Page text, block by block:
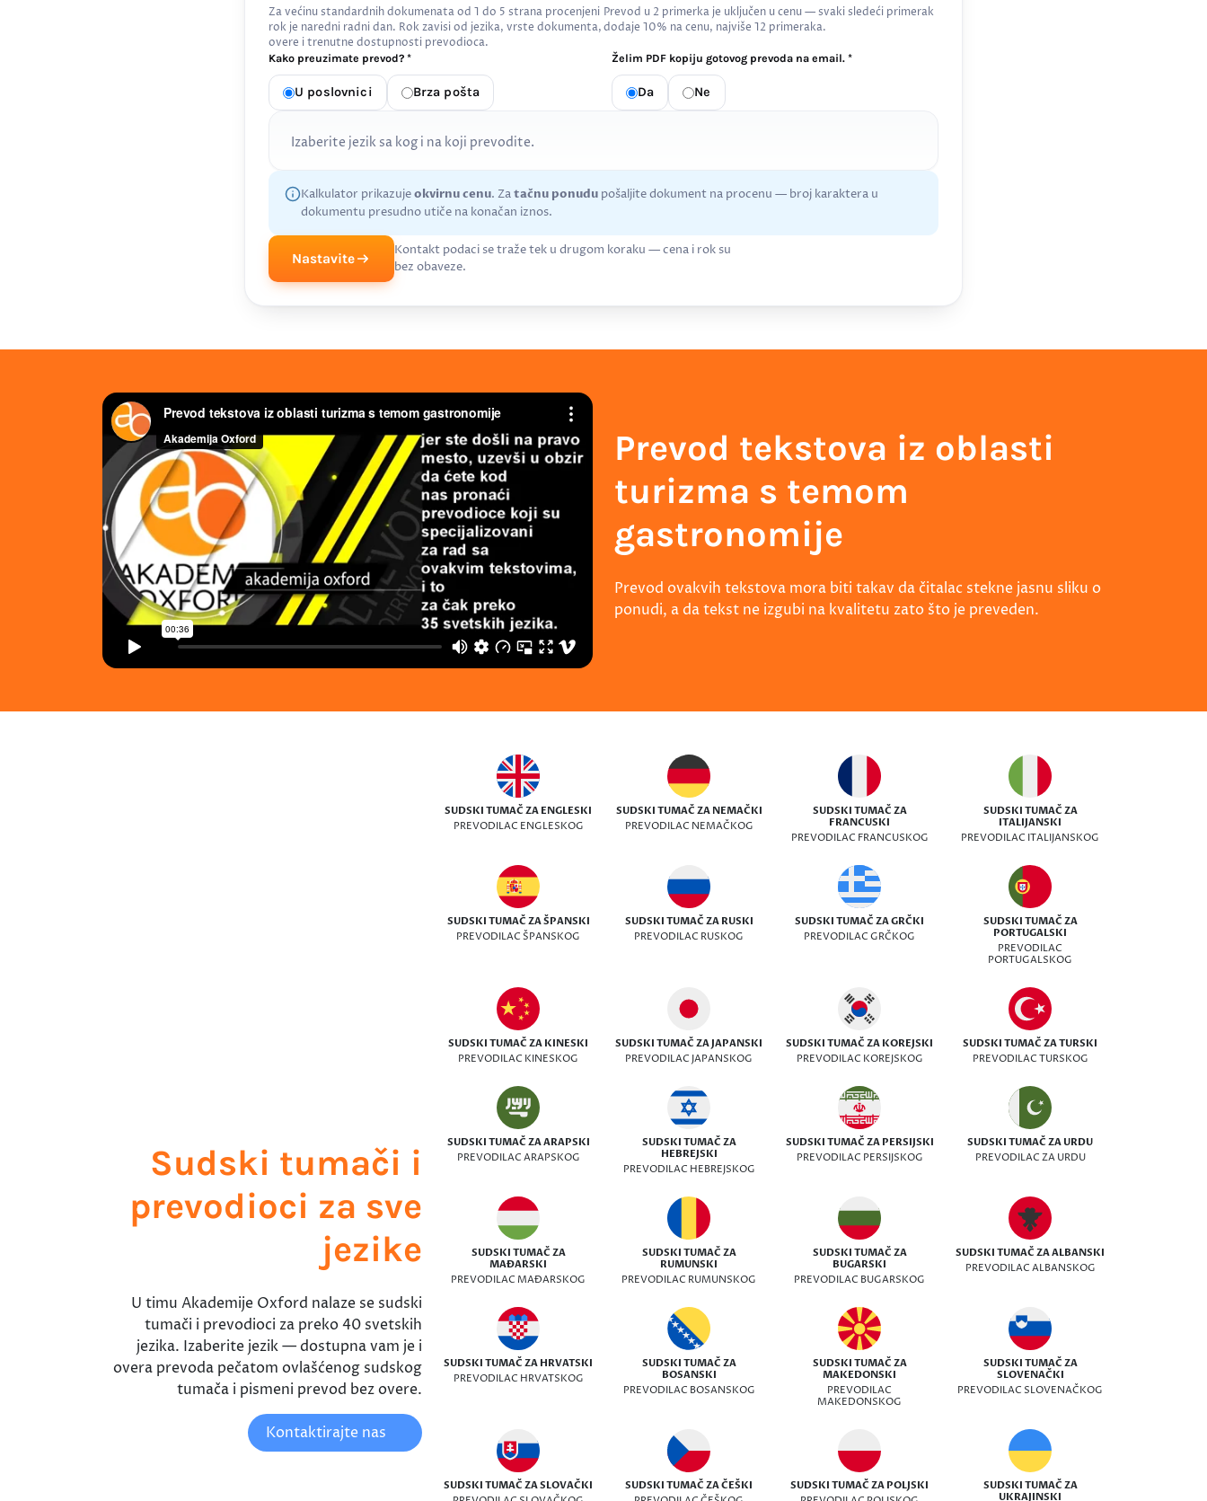
Za većinu standardnih dokumenata od 1 do 5 strana procenjeni
rok je naredni radni dan. Rok zavisi od jezika, vrste dokumenta,
overe i trenutne dostupnosti prevodioca.
Prevod u 2 primerka je uključen u cenu — svaki sledeći primerak
dodaje 10% na cenu, najviše 12 primeraka.
Kako preuzimate prevod? *
U poslovnici Brza pošta
Želim PDF kopiju gotovog prevoda na email. *
Da Ne
Izaberite jezik sa kog i na koji prevodite.
Kalkulator prikazujeokvirnu cenu. Zatačnu ponudu pošaljite dokument na procenu — broj karaktera u
dokumentu presudno utiče na konačan iznos.
Nastavite
Kontakt podaci se traže tek u drugom koraku — cena i rok su
bez obaveze.
Prevod tekstova iz oblasti
turizma s temom
gastronomije
Prevod ovakvih tekstova mora biti takav da čitalac stekne jasnu sliku o
ponudi, a da tekst ne izgubi na kvalitetu zato što je preveden.
Sudski tumači i
prevodioci za sve
jezike
U timu Akademije Oxford nalaze se sudski
tumači i prevodioci za preko 40 svetskih
jezika. Izaberite jezik — dostupna vam je i
overa prevoda pečatom ovlašćenog sudskog
tumača i pismeni prevod bez overe.
Kontaktirajte nas
SUDSKI TUMAČ ZA ENGLESKI
PREVODILAC ENGLESKOG
SUDSKI TUMAČ ZA NEMAČKI
PREVODILAC NEMAČKOG
SUDSKI TUMAČ ZA
FRANCUSKI
PREVODILAC FRANCUSKOG
SUDSKI TUMAČ ZA
ITALIJANSKI
PREVODILAC ITALIJANSKOG
SUDSKI TUMAČ ZA ŠPANSKI
PREVODILAC ŠPANSKOG
SUDSKI TUMAČ ZA RUSKI
PREVODILAC RUSKOG
SUDSKI TUMAČ ZA GRČKI
PREVODILAC GRČKOG
SUDSKI TUMAČ ZA
PORTUGALSKI
PREVODILAC
PORTUGALSKOG
SUDSKI TUMAČ ZA KINESKI
PREVODILAC KINESKOG
SUDSKI TUMAČ ZA JAPANSKI
PREVODILAC JAPANSKOG
SUDSKI TUMAČ ZA KOREJSKI
PREVODILAC KOREJSKOG
SUDSKI TUMAČ ZA TURSKI
PREVODILAC TURSKOG
SUDSKI TUMAČ ZA ARAPSKI
PREVODILAC ARAPSKOG
SUDSKI TUMAČ ZA
HEBREJSKI
PREVODILAC HEBREJSKOG
SUDSKI TUMAČ ZA PERSIJSKI
PREVODILAC PERSIJSKOG
SUDSKI TUMAČ ZA URDU
PREVODILAC ZA URDU
SUDSKI TUMAČ ZA
MAĐARSKI
PREVODILAC MAĐARSKOG
SUDSKI TUMAČ ZA
RUMUNSKI
PREVODILAC RUMUNSKOG
SUDSKI TUMAČ ZA
BUGARSKI
PREVODILAC BUGARSKOG
SUDSKI TUMAČ ZA ALBANSKI
PREVODILAC ALBANSKOG
SUDSKI TUMAČ ZA HRVATSKI
PREVODILAC HRVATSKOG
SUDSKI TUMAČ ZA
BOSANSKI
PREVODILAC BOSANSKOG
SUDSKI TUMAČ ZA
MAKEDONSKI
PREVODILAC
MAKEDONSKOG
SUDSKI TUMAČ ZA
SLOVENAČKI
PREVODILAC SLOVENAČKOG
SUDSKI TUMAČ ZA SLOVAČKI
SUDSKI TUMAČ ZA ČEŠKI
SUDSKI TUMAČ ZA POLJSKI
SUDSKI TUMAČ ZA
UKRAJINSKI